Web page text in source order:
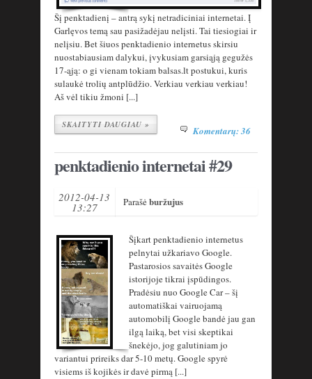
Šį penktadienį – antrą sykį netradiciniai internetai. Į
Garlęvos temą sau pasižadėjau nelįsti. Tai tiesiogiai ir
nelįsiu. Bet šiuos penktadienio internetus skirsiu
nuostabiausiam dalykui, įvykusiam garsiąją gegužės
17-ąją: o gi vienam tokiam balsas.lt postukui, kuris
sulaukė trolių antplūdžio. Verkiau verkiau verkiau!
Aš vėl tikiu žmoni [...]
SKAITYTI DAUGIAU » Komentarų: 36
penktadienio internetai #29
2012-04-13
13:27 Parašėburžujus
Šįkart penktadienio internetus
pelnytai užkariavo Google.
Pastarosios savaitės Google
istorijoje tikrai įspūdingos.
Pradėsiu nuo Google Car – šį
automatiškai vairuojamą
automobilį Google bandė jau gan
ilgą laiką, bet visi skeptikai
šnekėjo, jog galutiniam jo
variantui prireiks dar 5-10 metų. Google spyrė
visiems iš kojikės ir davė pirmą [...]